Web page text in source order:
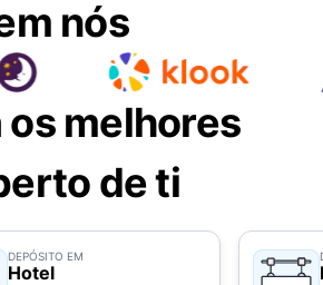
nós
os melhores
de ti
DEPÓSITO EM
Hotel